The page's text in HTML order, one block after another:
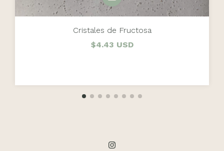
Cristales de Fructosa
$4.43 USD